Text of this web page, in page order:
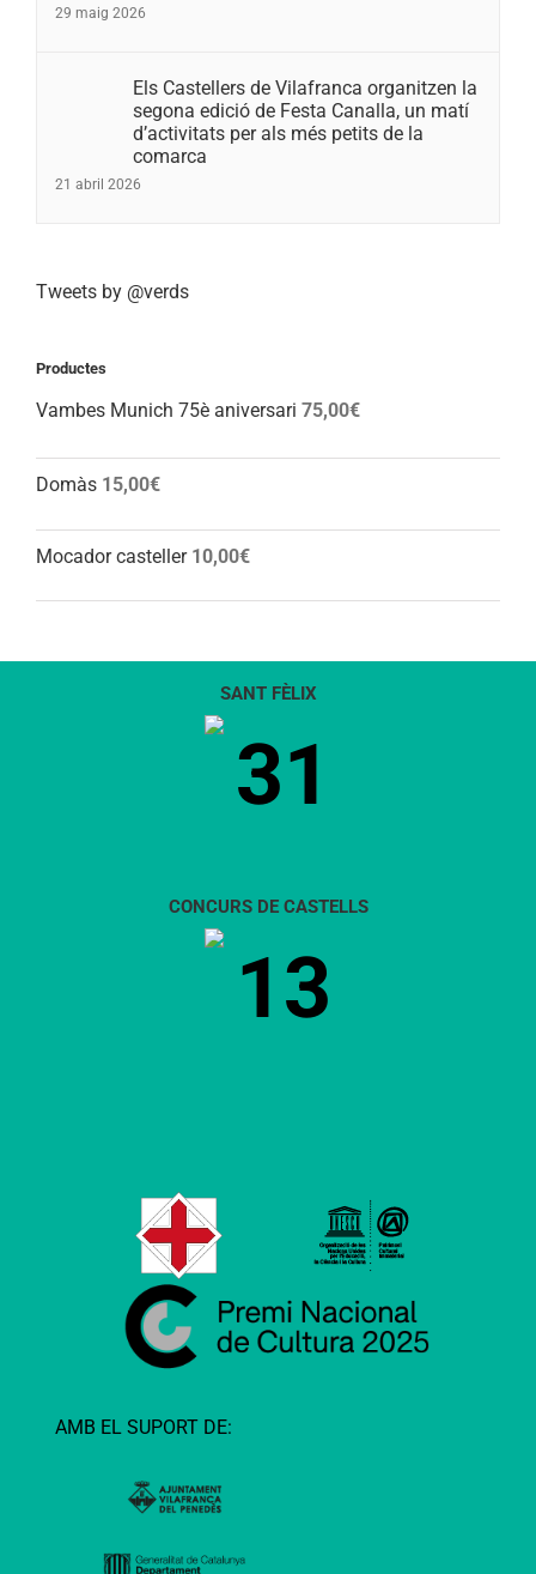
29 maig 2026
Els Castellers de Vilafranca organitzen la
segona edició de Festa Canalla, un matí
d’activitats per als més petits de la
comarca
21 abril 2026
Tweets by @verds
Productes
Vambes Munich 75è aniversari 75,00€
Domàs 15,00€
Mocador casteller 10,00€
SANT FÈLIX
31
CONCURS DE CASTELLS
13
AMB EL SUPORT DE: